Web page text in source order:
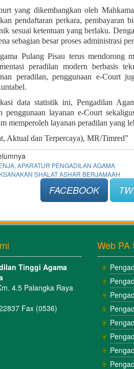
yang dikembangkan oleh
pendaftaran perkara, pembayaran
sesuai ketentuan yang berlaku.
sebagian besar proses administrasi
Pulang Pisau terus mendorong
peradilan modern berbasis
peradilan, penggunaan e-Court
data statistik ini, Pengadilan
penggunaan layanan e-Court
memperoleh layanan peradilan yang
Aktual dan Terpercaya), MR/Timred”
APARATUR PENGADILAN AGAMA
SHALAT ASHAR BERJAMAAH
FACEBOOK
Tinggi Agama
4.5 Palangka Raya
Fax (0536)
Web PA